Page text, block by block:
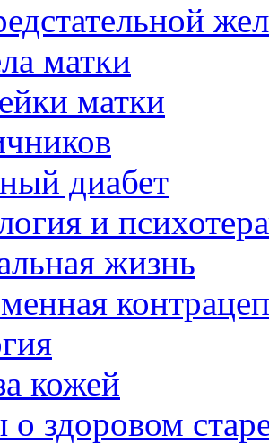
матки
матки
диабет
и
жизнь
кожей
здоровом